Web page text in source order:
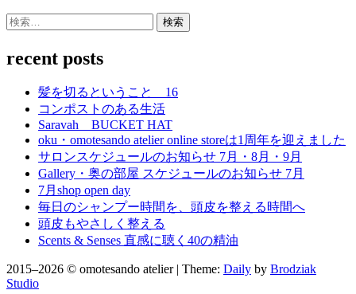
検
recent posts
髪を切るということ 16
コンポストのある生活
Saravah BUCKET HAT
oku・omotesando atelier online storeは1周年を迎えました
サロンスケジュールのお知らせ 7月・8月・9月
Gallery・奥の部屋 スケジュールのお知らせ 7月
7月shop open day
毎日のシャンプー時間を、頭皮を整える時間へ
頭皮もやさしく整える
Scents & Senses 直感に聴く40の精油
2015–2026 © omotesando atelier | Theme: Daily by Brodziak
Studio